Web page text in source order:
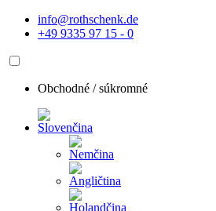
Preskočiťinfo@rothschenk.de
+49 9335 97 15 - 0
Obchodné / súkromné